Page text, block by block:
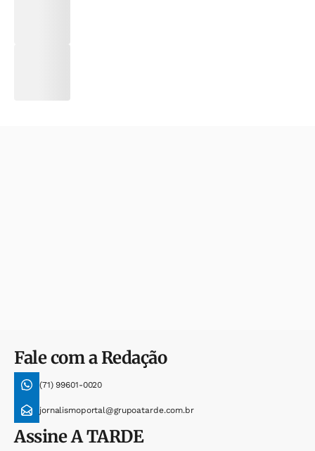
Fale com a Redação
(71) 99601-0020
jornalismoportal@grupoatarde.com.br
AssineA TARDE